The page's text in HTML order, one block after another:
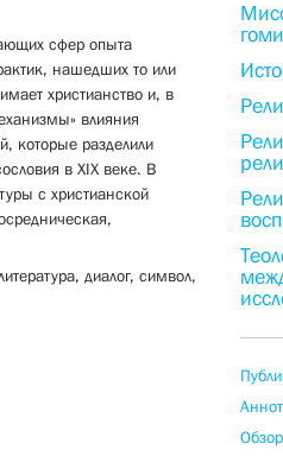
сфер опыта
нашедших то или
христианство и, в
влияния
которые разделили
в XIX веке. В
с христианской
диалог, символ,